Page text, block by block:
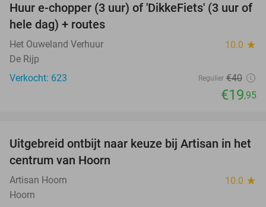
50%
Huur e-chopper (3 uur) of 'DikkeFiets' (3 uur of
hele dag) + routes
Het Ouweland Verhuur 10.0 star
De Rijp
Verkocht: 623
Regulier €40
€19,95
30%
Uitgebreid ontbijt naar keuze bij Artisan in het
centrum van Hoorn
Artisan Hoorn 10.0 star
Hoorn